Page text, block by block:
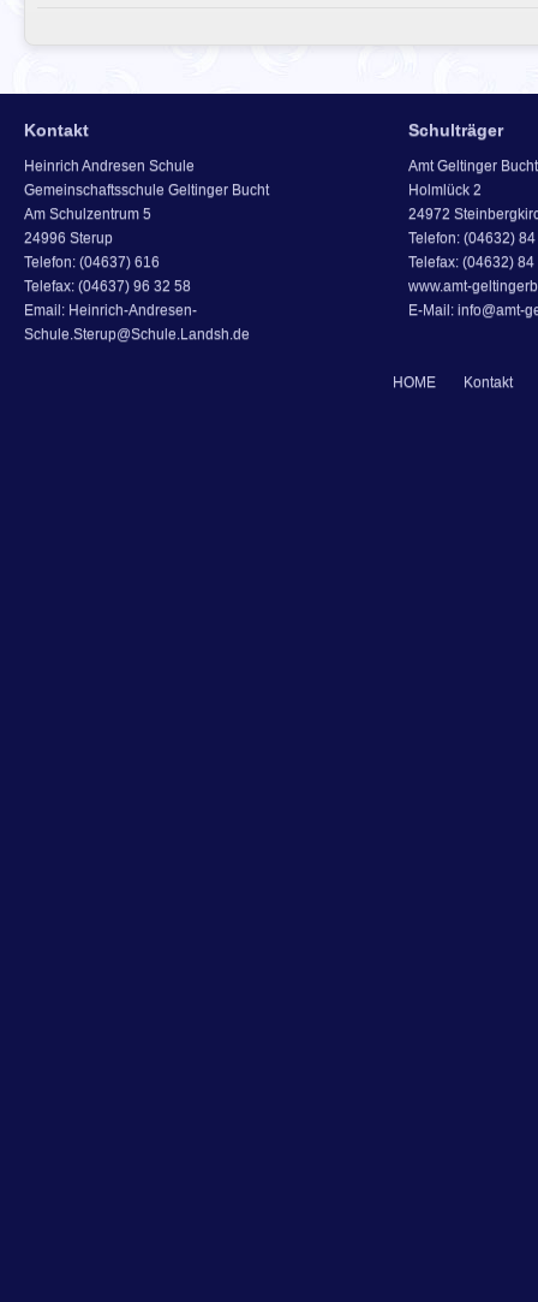
Kontakt
Heinrich Andresen Schule
Gemeinschaftsschule Geltinger Bucht
Am Schulzentrum 5
24996 Sterup
Telefon: (04637) 616
Telefax: (04637) 96 32 58
Email: Heinrich-Andresen-
Schule.Sterup@Schule.Landsh.de
Schulträger
Amt Geltinger Bucht
Holmlück 2
24972
Telefon: (04632)
Telefax: (04632) 84
www.amt-
E-Mail: info@amt-
HOME Kontakt